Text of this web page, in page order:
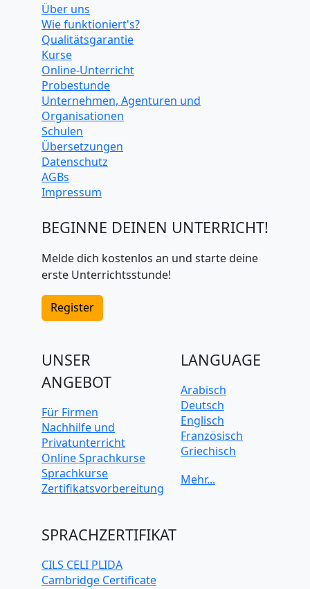
Über uns
Wie funktioniert's?
Qualitätsgarantie
Kurse
Online-Unterricht
Probestunde
Unternehmen, Agenturen und
Organisationen
Schulen
Übersetzungen
Datenschutz
AGBs
Impressum
BEGINNE DEINEN UNTERRICHT!
Melde dich kostenlos an und starte deine
erste Unterrichtsstunde!
Register
UNSER
ANGEBOT
Für Firmen
Nachhilfe und
Privatunterricht
Online Sprachkurse
Sprachkurse
Zertifikatsvorbereitung
LANGUAGE
Arabisch
Deutsch
Englisch
Französisch
Griechisch
Japanisch
SPRACHZERTIFIKAT
CILS CELI PLIDA
Cambridge Certificate